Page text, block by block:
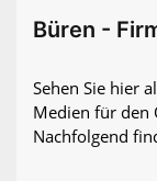
Büren -
Sehen Sie hier
Medien für den
Nachfolgend